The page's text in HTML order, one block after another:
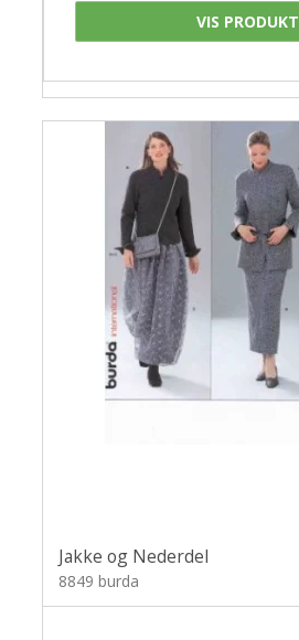
VIS PRODUKT
Jakke og Nederdel
8849 burda